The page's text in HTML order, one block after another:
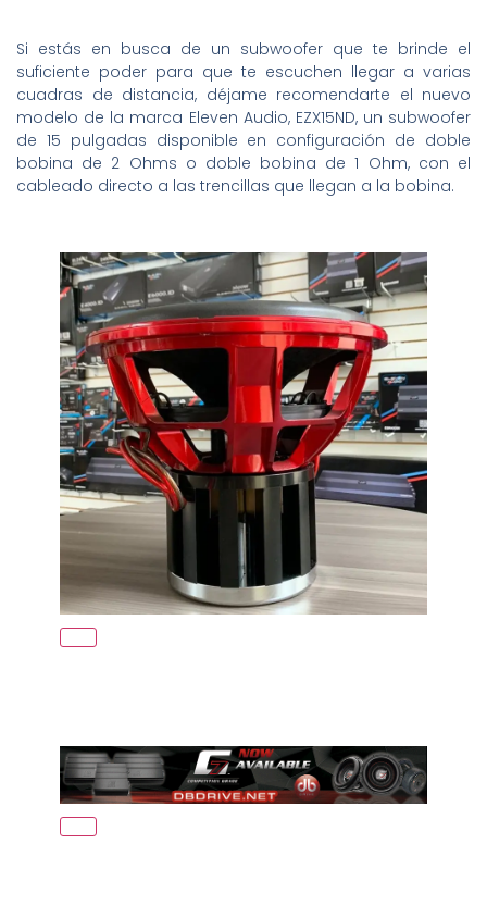
Si estás en busca de un subwoofer que te brinde el
suficiente poder para que te escuchen llegar a varias
cuadras de distancia, déjame recomendarte el nuevo
modelo de la marca Eleven Audio, EZX15ND, un subwoofer
de 15 pulgadas disponible en configuración de doble
bobina de 2 Ohms o doble bobina de 1 Ohm, con el
cableado directo a las trencillas que llegan a la bobina.